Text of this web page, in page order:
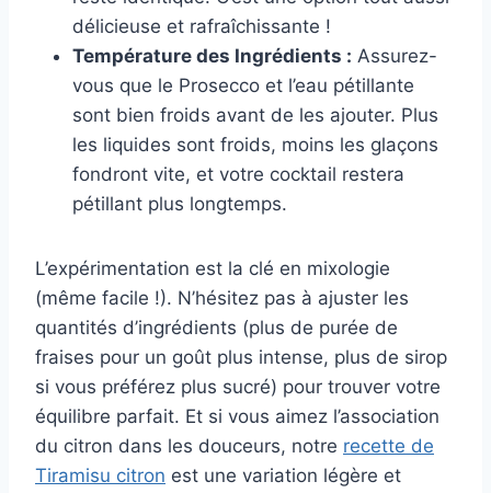
délicieuse et rafraîchissante !
Température des Ingrédients : Assurez-
vous que le Prosecco et l’eau pétillante
sont bien froids avant de les ajouter. Plus
les liquides sont froids, moins les glaçons
fondront vite, et votre cocktail restera
pétillant plus longtemps.
L’expérimentation est la clé en mixologie
(même facile !). N’hésitez pas à ajuster les
quantités d’ingrédients (plus de purée de
fraises pour un goût plus intense, plus de sirop
si vous préférez plus sucré) pour trouver votre
équilibre parfait. Et si vous aimez l’association
du citron dans les douceurs, notre recette de
Tiramisu citron est une variation légère et